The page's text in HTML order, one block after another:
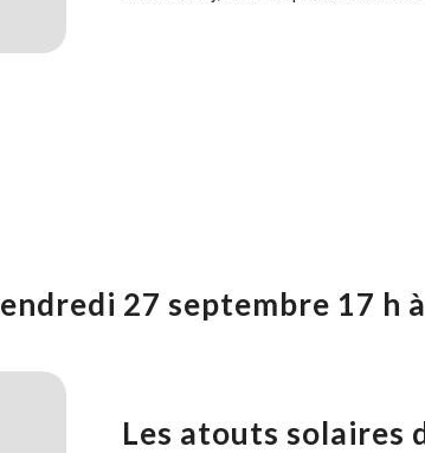
27 septembre 17 h
Les atouts solaires